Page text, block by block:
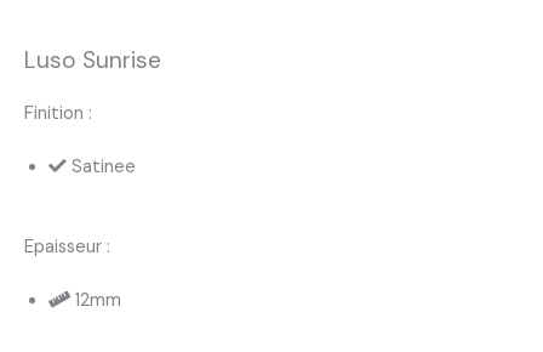
Luso Sunrise
Finition :
Satinee
Epaisseur :
12mm